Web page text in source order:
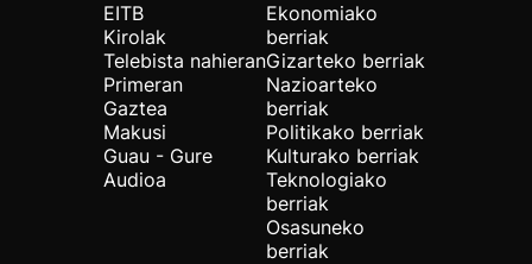
EITB
Kirolak
Telebista nahieran
Primeran
Gaztea
Makusi
Guau - Gure
Audioa
Ekonomiako
berriak
Gizarteko berriak
Nazioarteko
berriak
Politikako berriak
Kulturako berriak
Teknologiako
berriak
Osasuneko
berriak